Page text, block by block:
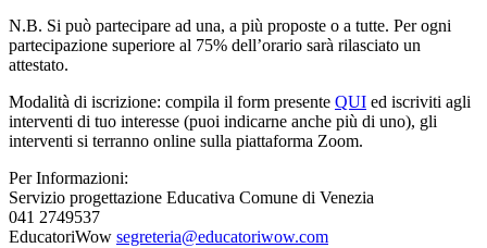
N.B. Si può partecipare ad una, a più proposte o a tutte. Per ogni
partecipazione superiore al 75% dell’orario sarà rilasciato un
attestato.
Modalità di iscrizione: compila il form presente QUI ed iscriviti agli
interventi di tuo interesse (puoi indicarne anche più di uno), gli
interventi si terranno online sulla piattaforma Zoom.
Per Informazioni:
Servizio progettazione Educativa Comune di Venezia
041 2749537
EducatoriWow segreteria@educatoriwow.com